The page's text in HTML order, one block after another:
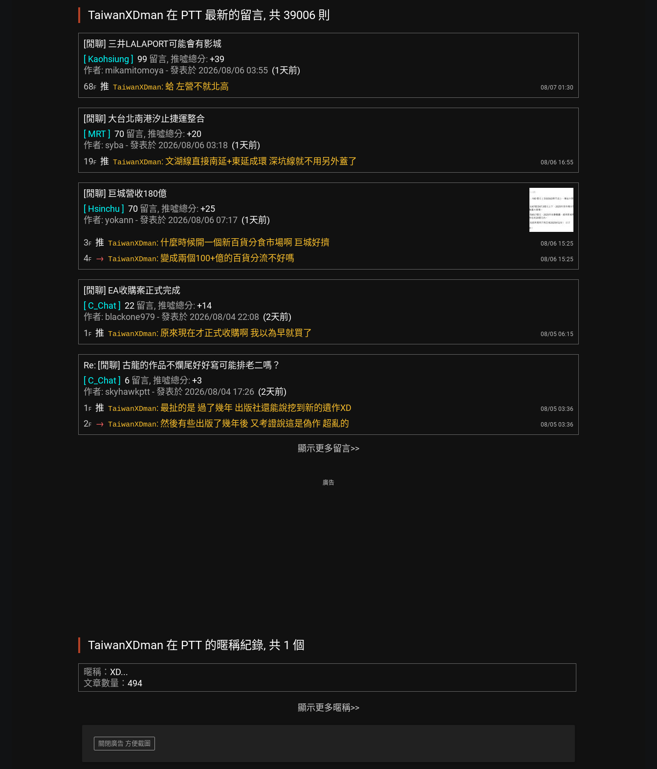
TaiwanXDman 在 PTT 最新的留言, 共 39006 則
[閒聊] 三井LALAPORT可能會有影城
[ Kaohsiung ] 99 留言, 推噓總分: +39
作者: mikamitomoya - 發表於 2026/08/06 03:55 (1天前)
68F 推 TaiwanXDman: 蛤 左營不就北高 08/07 01:30
[閒聊] 大台北南港汐止捷運整合
[ MRT ] 70 留言, 推噓總分: +20
作者: syba - 發表於 2026/08/06 03:18 (1天前)
19F 推 TaiwanXDman: 文湖線直接南延+東延成環 深坑線就不用另外蓋了 08/06 16:55
[閒聊] 巨城營收180億
[ Hsinchu ] 70 留言, 推噓總分: +25
作者: yokann - 發表於 2026/08/06 07:17 (1天前)
3F 推 TaiwanXDman: 什麼時候開一個新百貨分食市場啊 巨城好擠 08/06 15:25
4F → TaiwanXDman: 變成兩個100+億的百貨分流不好嗎 08/06 15:25
[閒聊] EA收購案正式完成
[ C_Chat ] 22 留言, 推噓總分: +14
作者: blackone979 - 發表於 2026/08/04 22:08 (2天前)
1 F 推 TaiwanXDman: 原來現在才正式收購啊 我以為早就買了 08/05 06:15
Re: [閒聊] 古龍的作品不爛尾好好寫可能排老二嗎？
[ C_Chat ] 6 留言, 推噓總分: +3
作者: skyhawkptt- 發表於 2026/08/04 17:26 (2天前)
1 F 推 TaiwanXDman: 最扯的是 過了幾年 出版社還能說挖到新的遺作XD 08/05 03:36
2F → TaiwanXDman: 然後有些出版了幾年後 又考證說這是偽作 超亂的 08/05 03:36
顯示更多留言>>
廣告
TaiwanXDman 在 PTT 的暱稱紀錄, 共 1 個
暱稱： XD...
文章數量： 494
顯示更多暱稱>>
關閉廣告 方便截圖